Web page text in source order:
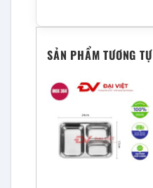
SẢN PHẨM TƯƠNG TỰ